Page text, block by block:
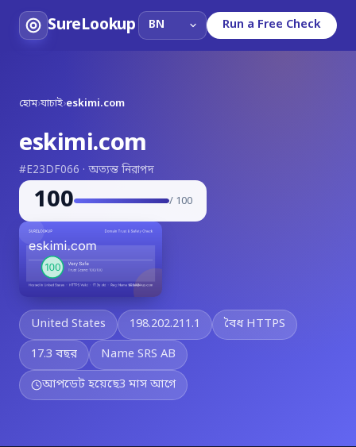
SureLookup Run a Free Check
হোম›যাচাই›eskimi.com
eskimi.com
#E23DF066 · অত্যন্ত নিরাপদ
100 / 100
United States 198.202.211.1
বৈধ HTTPS
17.3 বছর
Name SRS AB
আপডেট হয়েছে3 মাস আগে